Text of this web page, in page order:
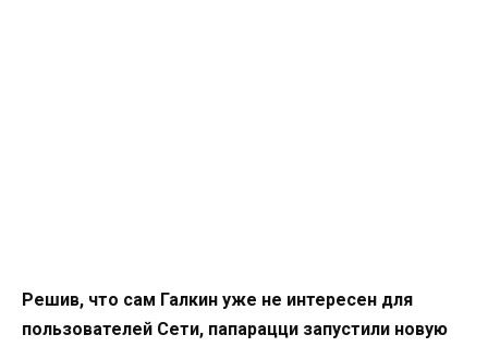
Решив, что сам Галкин уже не интересен для
пользователей Сети, папарацци запустили новую